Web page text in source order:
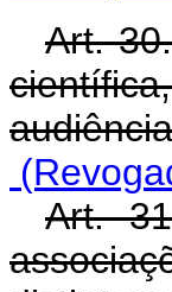
Art.
Art.